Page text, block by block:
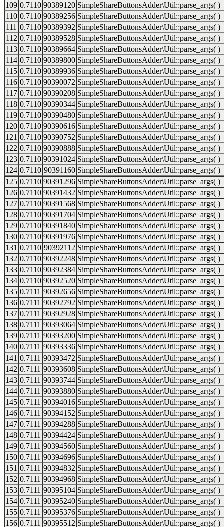
109 0.7110 90389120 SimpleShareButtonsAdder\Util::parse_args( )
110 0.7110 90389256 SimpleShareButtonsAdder\Util::parse_args( )
111 0.7110 90389392 SimpleShareButtonsAdder\Util::parse_args( )
112 0.7110 90389528 SimpleShareButtonsAdder\Util::parse_args( )
113 0.7110 90389664 SimpleShareButtonsAdder\Util::parse_args( )
114 0.7110 90389800 SimpleShareButtonsAdder\Util::parse_args( )
115 0.7110 90389936 SimpleShareButtonsAdder\Util::parse_args( )
116 0.7110 90390072 SimpleShareButtonsAdder\Util::parse_args( )
117 0.7110 90390208 SimpleShareButtonsAdder\Util::parse_args( )
118 0.7110 90390344 SimpleShareButtonsAdder\Util::parse_args( )
119 0.7110 90390480 SimpleShareButtonsAdder\Util::parse_args( )
120 0.7110 90390616 SimpleShareButtonsAdder\Util::parse_args( )
121 0.7110 90390752 SimpleShareButtonsAdder\Util::parse_args( )
122 0.7110 90390888 SimpleShareButtonsAdder\Util::parse_args( )
123 0.7110 90391024 SimpleShareButtonsAdder\Util::parse_args( )
124 0.7110 90391160 SimpleShareButtonsAdder\Util::parse_args( )
125 0.7110 90391296 SimpleShareButtonsAdder\Util::parse_args( )
126 0.7110 90391432 SimpleShareButtonsAdder\Util::parse_args( )
127 0.7110 90391568 SimpleShareButtonsAdder\Util::parse_args( )
128 0.7110 90391704 SimpleShareButtonsAdder\Util::parse_args( )
129 0.7110 90391840 SimpleShareButtonsAdder\Util::parse_args( )
130 0.7110 90391976 SimpleShareButtonsAdder\Util::parse_args( )
131 0.7110 90392112 SimpleShareButtonsAdder\Util::parse_args( )
132 0.7110 90392248 SimpleShareButtonsAdder\Util::parse_args( )
133 0.7110 90392384 SimpleShareButtonsAdder\Util::parse_args( )
134 0.7110 90392520 SimpleShareButtonsAdder\Util::parse_args( )
135 0.7111 90392656 SimpleShareButtonsAdder\Util::parse_args( )
136 0.7111 90392792 SimpleShareButtonsAdder\Util::parse_args( )
137 0.7111 90392928 SimpleShareButtonsAdder\Util::parse_args( )
138 0.7111 90393064 SimpleShareButtonsAdder\Util::parse_args( )
139 0.7111 90393200 SimpleShareButtonsAdder\Util::parse_args( )
140 0.7111 90393336 SimpleShareButtonsAdder\Util::parse_args( )
141 0.7111 90393472 SimpleShareButtonsAdder\Util::parse_args( )
142 0.7111 90393608 SimpleShareButtonsAdder\Util::parse_args( )
143 0.7111 90393744 SimpleShareButtonsAdder\Util::parse_args( )
144 0.7111 90393880 SimpleShareButtonsAdder\Util::parse_args( )
145 0.7111 90394016 SimpleShareButtonsAdder\Util::parse_args( )
146 0.7111 90394152 SimpleShareButtonsAdder\Util::parse_args( )
147 0.7111 90394288 SimpleShareButtonsAdder\Util::parse_args( )
148 0.7111 90394424 SimpleShareButtonsAdder\Util::parse_args( )
149 0.7111 90394560 SimpleShareButtonsAdder\Util::parse_args( )
150 0.7111 90394696 SimpleShareButtonsAdder\Util::parse_args( )
151 0.7111 90394832 SimpleShareButtonsAdder\Util::parse_args( )
152 0.7111 90394968 SimpleShareButtonsAdder\Util::parse_args( )
153 0.7111 90395104 SimpleShareButtonsAdder\Util::parse_args( )
154 0.7111 90395240 SimpleShareButtonsAdder\Util::parse_args( )
155 0.7111 90395376 SimpleShareButtonsAdder\Util::parse_args( )
156 0.7111 90395512 SimpleShareButtonsAdder\Util::parse_args( )